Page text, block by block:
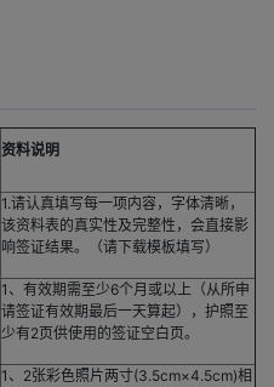
资料说明
1.请认真填写每一项内容，字体清晰，
该资料表的真实性及完整性，会直接影
响签证结果。（请下载模板填写）
1、有效期需至少6个月或以上（从所申
请签证有效期最后一天算起），护照至
少有2页供使用的签证空白页。
1、2张彩色照片两寸(3.5cm×4.5cm)相